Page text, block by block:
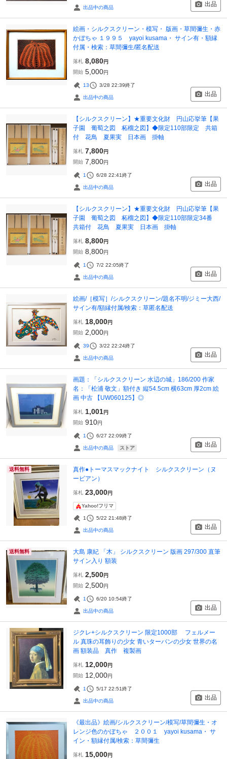
出品中の商品 出品
絵画・シルクスクリーン・模写・ 版画・草間彌生・赤
かぼちゃ １９９５ yayoi kusama・ サイン有・額縁
付属・検索：草間彌生/匿名配送
落札 8,080円
開始 5,000円
13 3/28 22:39終了
出品中の商品 出品
【シルクスクリーン】★重要文化財 円山応挙筆【果
子園 葡萄之図 柘榴之図】◆限定110部限定 共箱
付 花鳥 夏果実 日本画 掛軸
落札 7,800円
開始 7,800円
1 6/28 22:41終了
出品中の商品 出品
【シルクスクリーン】★重要文化財 円山応挙筆【果
子園 葡萄之図 柘榴之図】◆限定110部限定34番
共箱付 花鳥 夏果実 日本画 掛軸
落札 8,800円
開始 8,800円
1 7/2 22:05終了
出品中の商品 出品
絵画/［模写］/シルクスクリーン/題名不明/ジミー大西/
サイン有/額縁付属/検索：草匿名配送
落札 18,000円
開始 2,000円
39 3/22 22:24終了
出品中の商品 出品
画題：「シルクスクリーン 水辺の城」186/200 作家
名：「松浦 敬文」額付き 縦54.5cm 横63cm 厚2cm 絵
画 中古 【UW060125】◎
落札 1,001円
開始 910円
1 6/27 22:09終了
出品中の商品 ストア 出品
送料無料
真作●トーマスマックナイト シルクスクリーン（ヌ
ービアン）
落札 23,000円
Yahoo!フリマ
1 5/22 21:48終了
出品中の商品 出品
送料無料
大島 康紀 「木」 シルクスクリーン 版画 297/300 直筆
サイン入り 額装
落札 2,500円
開始 2,500円
1 6/20 10:54終了
出品中の商品 出品
ジクレ+シルクスクリーン 限定1000部 フェルメー
ル 真珠の耳飾りの少女 青いターバンの少女 世界の名
画 額装品 真作 複製画
落札 12,000円
開始 12,000円
1 5/17 22:51終了
出品中の商品 出品
《最出品》絵画/シルクスクリーン/模写/草間彌生・オ
レンジ色のかぼちゃ ２００１ yayoi kusama・ サ
イン・額縁付属/検索：草間彌生
落札 15,000円